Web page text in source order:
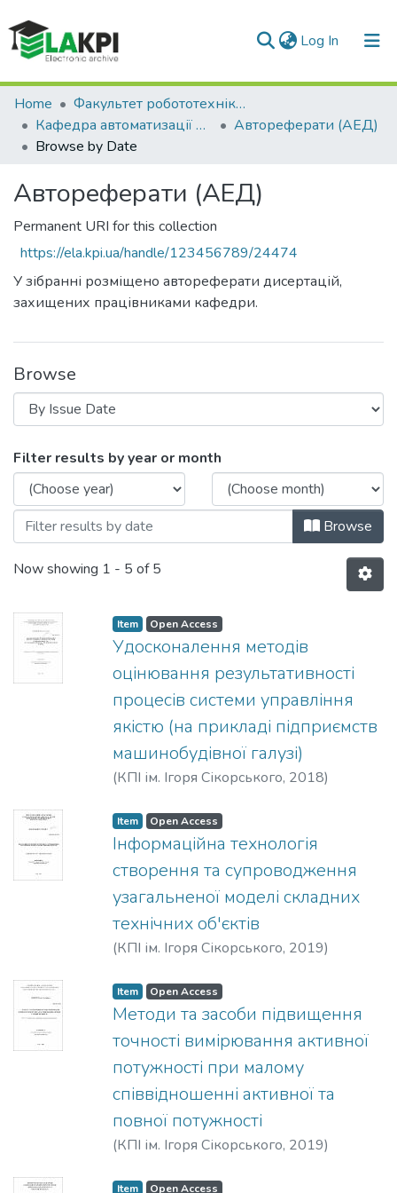
Log In (current)
Communities & Collections
All of DSpace
Home
Факультет робототехніки та приладобудування (ФРП)
Кафедра автоматизації експериментальних досліджень (АЕД)
Автореферати (АЕД)
Browse by Date
Автореферати (АЕД)
Permanent URI for this collection
https://ela.kpi.ua/handle/123456789/24474
У зібранні розміщено автореферати дисертацій,
захищених працівниками кафедри.
Browse
Browsing Автореферати (АЕД) by
Filter results by year or month
Browse
Now showing 1 - 5 of 5
Item Open Access
Удосконалення методів
оцінювання результативності
процесів системи управління
якістю (на прикладі підприємств
машинобудівної галузі)
(КПІ ім. Ігоря Сікорського, 2018)
Item Open Access
Інформаційна технологія
створення та супроводження
узагальненої моделі складних
технічних об'єктів
(КПІ ім. Ігоря Сікорського, 2019)
Item Open Access
Методи та засоби підвищення
точності вимірювання активної
потужності при малому
співвідношенні активної та
повної потужності
(КПІ ім. Ігоря Сікорського, 2019)
Item Open Access